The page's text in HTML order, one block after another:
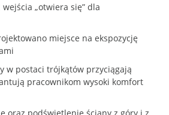
„otwiera się” dla
pracownikom wysoki komfort